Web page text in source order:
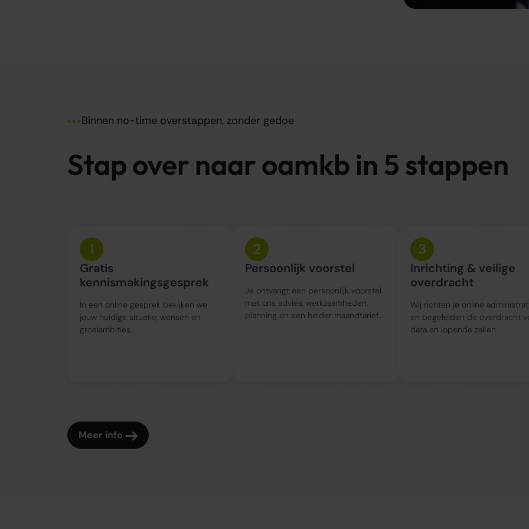
Binnen no-time overstappen, zonder gedoe
Stap over naar oamkb in 5 stappen
1
Gratis
kennismakingsgesprek
In een online gesprek bekijken we
jouw huidige situatie, wensen en
groeiambities.
2
Persoonlijk voorstel
Je ontvangt een persoonlijk voorstel
met ons advies, werkzaamheden,
planning en een helder maandtarief.
3
Inrichting & veilige
overdracht
Wij richten je online
en begeleiden de overdracht
data en lopende zaken.
Meer info